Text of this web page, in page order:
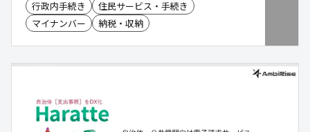
ローや庁内の情報共有不足により、業務効率化が進
みにくい状況も見受けられます。本サービスは、
サービス向上の両立を支援します。
行政内手続き
住民サービス・手続き
マイナンバー
納税・収納